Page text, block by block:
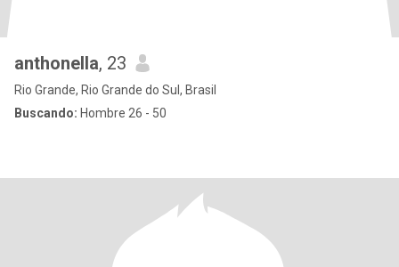
anthonella, 23
Rio Grande, Rio Grande do Sul, Brasil
Buscando: Hombre 26 - 50